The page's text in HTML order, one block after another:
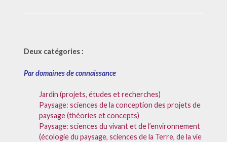
Deux catégories :
Par domaines de connaissance
Jardin (projets, études et recherches)
Paysage: sciences de la conception des projets de
paysage (théories et concepts)
Paysage: sciences du vivant et de l’environnement
(écologie du paysage, sciences de la Terre, de la vie